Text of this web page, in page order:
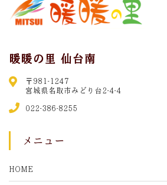
暖暖の里 仙台南
〒981-1247
宮城県名取市みどり台2-4-4
022-386-8255
メニュー
HOME